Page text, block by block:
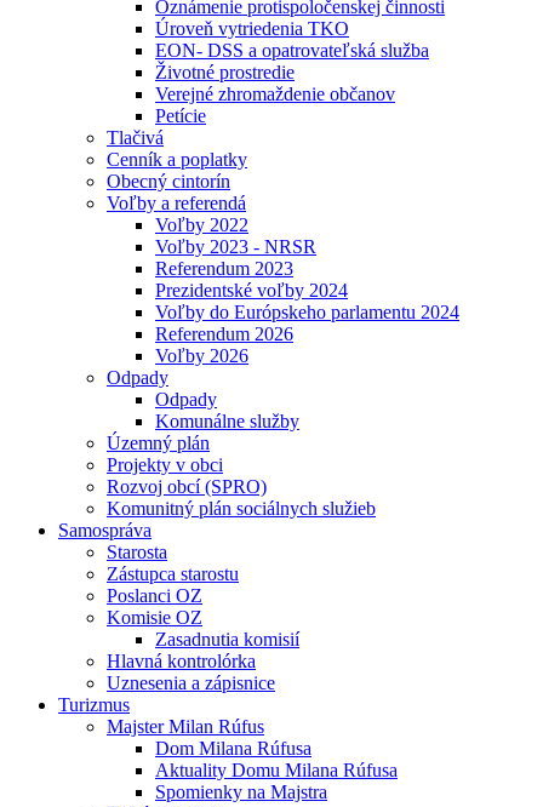
Oznámenie protispoločenskej činnosti
Úroveň vytriedenia TKO
EON- DSS a opatrovateľská služba
Životné prostredie
Verejné zhromaždenie občanov
Petície
Tlačivá
Cenník a poplatky
Obecný cintorín
Voľby a referendá
Voľby 2022
Voľby 2023 - NRSR
Referendum 2023
Prezidentské voľby 2024
Voľby do Európskeho parlamentu 2024
Referendum 2026
Voľby 2026
Odpady
Odpady
Komunálne služby
Územný plán
Projekty v obci
Rozvoj obcí (SPRO)
Komunitný plán sociálnych služieb
Samospráva
Starosta
Zástupca starostu
Poslanci OZ
Komisie OZ
Zasadnutia komisií
Hlavná kontrolórka
Uznesenia a zápisnice
Turizmus
Majster Milan Rúfus
Dom Milana Rúfusa
Aktuality Domu Milana Rúfusa
Spomienky na Majstra